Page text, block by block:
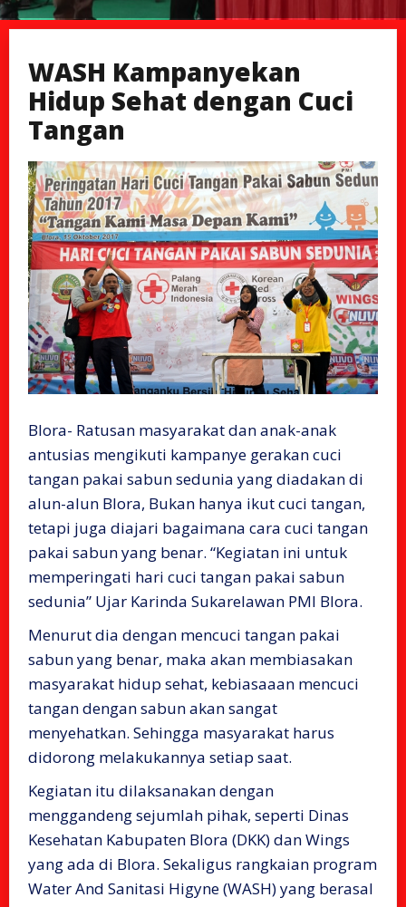
WASH Kampanyekan
Hidup Sehat dengan Cuci
Tangan
Blora- Ratusan masyarakat dan anak-anak
antusias mengikuti kampanye gerakan cuci
tangan pakai sabun sedunia yang diadakan di
alun-alun Blora, Bukan hanya ikut cuci tangan,
tetapi juga diajari bagaimana cara cuci tangan
pakai sabun yang benar. “Kegiatan ini untuk
memperingati hari cuci tangan pakai sabun
sedunia” Ujar Karinda Sukarelawan PMI Blora.
Menurut dia dengan mencuci tangan pakai
sabun yang benar, maka akan membiasakan
masyarakat hidup sehat, kebiasaaan mencuci
tangan dengan sabun akan sangat
menyehatkan. Sehingga masyarakat harus
didorong melakukannya setiap saat.
Kegiatan itu dilaksanakan dengan
menggandeng sejumlah pihak, seperti Dinas
Kesehatan Kabupaten Blora (DKK) dan Wings
yang ada di Blora. Sekaligus rangkaian program
Water And Sanitasi Higyne (WASH) yang berasal